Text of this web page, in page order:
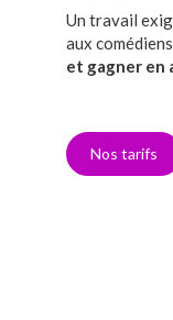
Un travail
aux
et gagner en
Nos tarifs